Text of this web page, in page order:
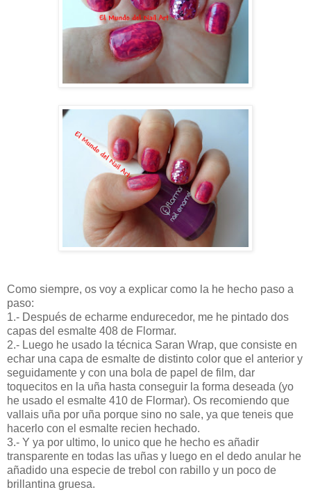
Como siempre, os voy a explicar como la he hecho paso a
paso:
1.- Después de echarme endurecedor, me he pintado dos
capas del esmalte 408 de Flormar.
2.- Luego he usado la técnica Saran Wrap, que consiste en
echar una capa de esmalte de distinto color que el anterior y
seguidamente y con una bola de papel de film, dar
toquecitos en la uña hasta conseguir la forma deseada (yo
he usado el esmalte 410 de Flormar). Os recomiendo que
vallais uña por uña porque sino no sale, ya que teneis que
hacerlo con el esmalte recien hechado.
3.- Y ya por ultimo, lo unico que he hecho es añadir
transparente en todas las uñas y luego en el dedo anular he
añadido una especie de trebol con rabillo y un poco de
brillantina gruesa.